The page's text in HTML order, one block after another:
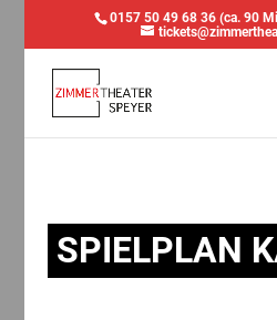
0157 50 49 68 36 (ca. 90
SPIELPLAN